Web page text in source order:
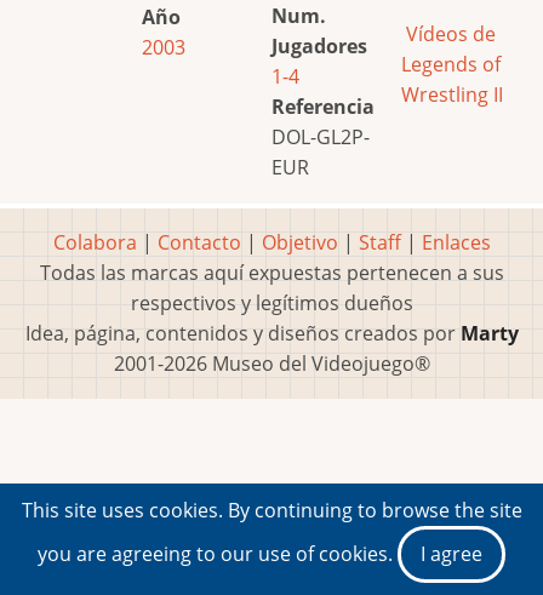
Año
2003
Num.
Jugadores
1-4
Referencia
DOL-GL2P-
EUR
Vídeos de
Legends of
Wrestling II
Colabora | Contacto | Objetivo | Staff| Enlaces
Todas las marcas aquí expuestas pertenecen a sus
respectivos y legítimos dueños
Idea, página, contenidos y diseños creados por Marty
2001-2026 Museo del Videojuego®
This site uses cookies. By continuing to browse the site
you are agreeing to our use of cookies.
I agree